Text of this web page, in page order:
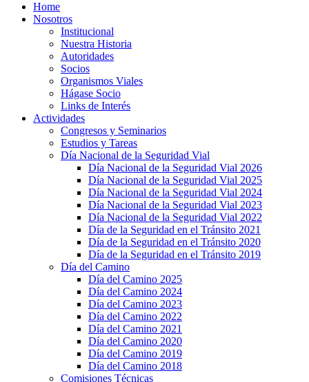
Home
Nosotros
Institucional
Nuestra Historia
Autoridades
Socios
Organismos Viales
Hágase Socio
Links de Interés
Actividades
Congresos y Seminarios
Estudios y Tareas
Día Nacional de la Seguridad Vial
Día Nacional de la Seguridad Vial 2026
Día Nacional de la Seguridad Vial 2025
Día Nacional de la Seguridad Vial 2024
Día Nacional de la Seguridad Vial 2023
Día Nacional de la Seguridad Vial 2022
Día de la Seguridad en el Tránsito 2021
Día de la Seguridad en el Tránsito 2020
Día de la Seguridad en el Tránsito 2019
Día del Camino
Día del Camino 2025
Día del Camino 2024
Día del Camino 2023
Día del Camino 2022
Día del Camino 2021
Día del Camino 2020
Día del Camino 2019
Día del Camino 2018
Comisiones Técnicas